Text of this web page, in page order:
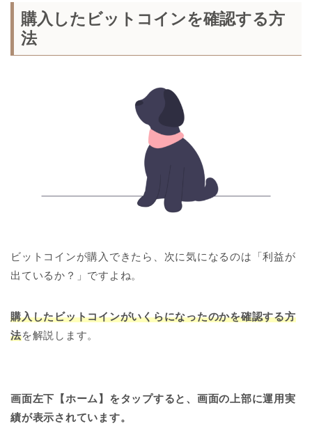
購入したビットコインを確認する方
法
ビットコインが購入できたら、次に気になるのは「利益が
出ているか？」ですよね。
購入したビットコインがいくらになったのかを確認する方
法を解説します。
画面左下【ホーム】をタップすると、画面の上部に運用実
績が表示されています。